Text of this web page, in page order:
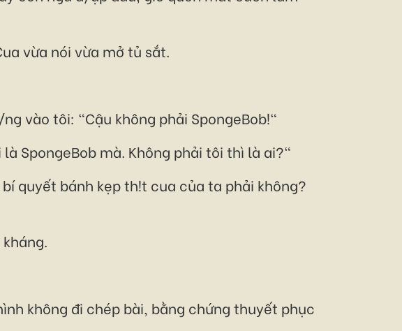
vừa nói vừa mở tủ sắt.
vào tôi: "Cậu không phải SpongeBob!"
SpongeBob mà. Không phải tôi thì là ai?"
quyết bánh kẹp th!t cua của ta phải không?
không đi chép bài, bằng chứng thuyết phục